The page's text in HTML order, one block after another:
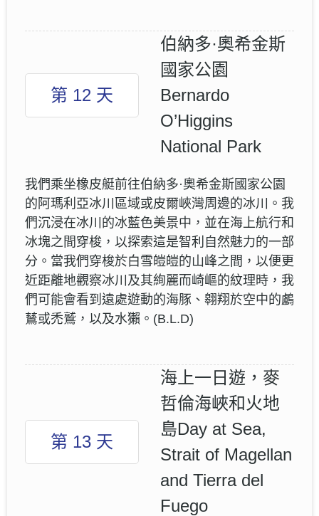
第 12 天
伯納多·奧希金斯
國家公園
Bernardo
O’Higgins
National Park
我們乘坐橡皮艇前往伯納多·奧希金斯國家公園
的阿瑪利亞冰川區域或皮爾峽灣周邊的冰川。我
們沉浸在冰川的冰藍色美景中，並在海上航行和
冰塊之間穿梭，以探索這是智利自然魅力的一部
分。當我們穿梭於白雪皚皚的山峰之間，以便更
近距離地觀察冰川及其絢麗而崎嶇的紋理時，我
們可能會看到遠處遊動的海豚、翱翔於空中的鸕
鶿或禿鷲，以及水獺。(B.L.D)
第 13 天
海上一日遊，麥
哲倫海峽和火地
島Day at Sea,
Strait of Magellan
and Tierra del
Fuego